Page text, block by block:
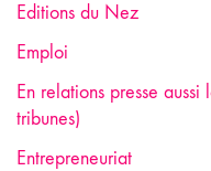
Editions du Nez
Emploi
En relations presse
tribunes)
Entrepreneuriat